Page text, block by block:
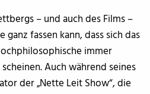
– und auch des Films –
fassen kann, dass sich das
immer
Auch während seines
der „Nette Leit Show“, die